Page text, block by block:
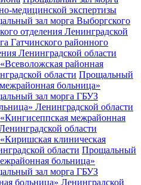
медицинской экспертизы
зал морга Выборгского
отделения Ленинградской
Гатчинского районного
Ленинградской области
районная
области Прощальный
больница»
зал морга ГБУЗ
Ленинградской области
межрайонная
области
клиническая
области Прощальный
больница»
зал морга ГБУЗ
больница» Ленинградской